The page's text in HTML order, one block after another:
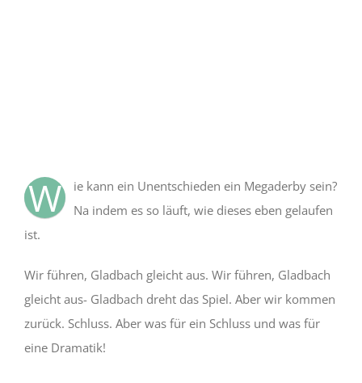
W
ie kann ein Unentschieden ein Megaderby sein?
Na indem es so läuft, wie dieses eben gelaufen
ist.
Wir führen, Gladbach gleicht aus. Wir führen, Gladbach
gleicht aus- Gladbach dreht das Spiel. Aber wir kommen
zurück. Schluss. Aber was für ein Schluss und was für
eine Dramatik!